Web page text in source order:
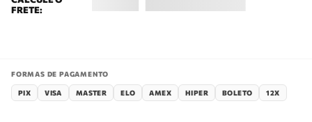
FORMAS DE PAGAMENTO
PIX VISA MASTER ELO AMEX HIPER BOLETO 12X